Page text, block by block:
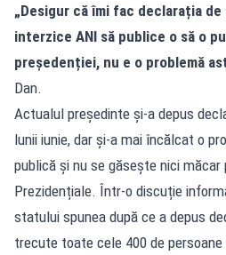
„Desigur că îmi fac declarația de
interzice ANI să publice o să o
președenției, nu e o problemă
Dan.
Actualul președinte și-a depus
lunii iunie, dar și-a mai încălcat o
publică și nu se găsește nici
Prezidențiale. Într-o discuție
statului spunea după ce a depus
trecute toate cele 400 de